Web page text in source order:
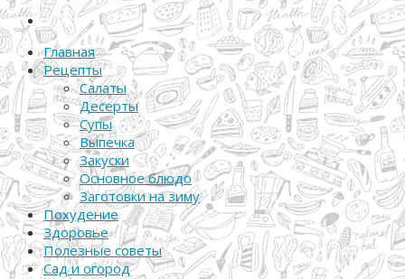
Главная
Рецепты
Салаты
Десерты
Супы
Выпечка
Закуски
Основное блюдо
Заготовки на зиму
Похудение
Здоровье
Полезные советы
Сад и огород